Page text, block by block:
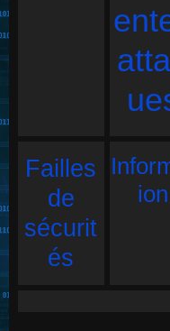
Failles
de
sécurit
és
ion